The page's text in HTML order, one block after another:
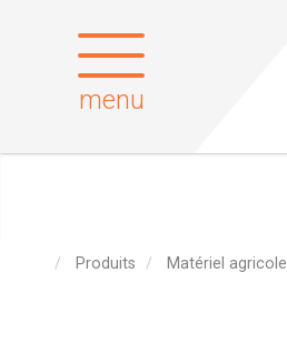
menu
Produits Matériel agricole